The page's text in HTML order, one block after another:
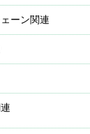
ーン関連